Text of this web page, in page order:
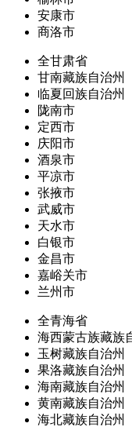
安康市
商洛市
全甘肃省
甘南藏族自治州
临夏回族自治州
陇南市
定西市
庆阳市
酒泉市
平凉市
张掖市
武威市
天水市
白银市
金昌市
嘉峪关市
兰州市
全青海省
海西蒙古族藏族
玉树藏族自治州
果洛藏族自治州
海南藏族自治州
黄南藏族自治州
海北藏族自治州